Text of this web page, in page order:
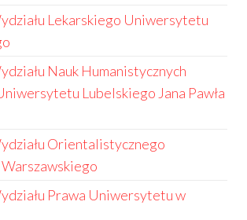
Lekarskiego Uniwersytetu
Nauk Humanistycznych
Lubelskiego Jana Pawła
Orientalistycznego
Prawa Uniwersytetu w